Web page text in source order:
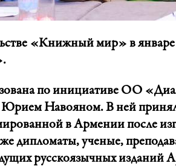
«Книжный мир» в
по инициативе ОО
Юрием Навояном. В ней
в Армении после
дипломаты, ученые,
русскоязычных изданий